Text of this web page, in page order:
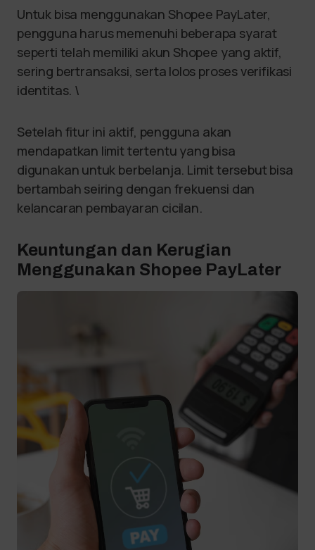
Untuk bisa menggunakan Shopee PayLater,
pengguna harus memenuhi beberapa syarat
seperti telah memiliki akun Shopee yang aktif,
sering bertransaksi, serta lolos proses verifikasi
identitas. \
Setelah fitur ini aktif, pengguna akan
mendapatkan limit tertentu yang bisa
digunakan untuk berbelanja. Limit tersebut bisa
bertambah seiring dengan frekuensi dan
kelancaran pembayaran cicilan.
Keuntungan dan Kerugian
Menggunakan Shopee PayLater